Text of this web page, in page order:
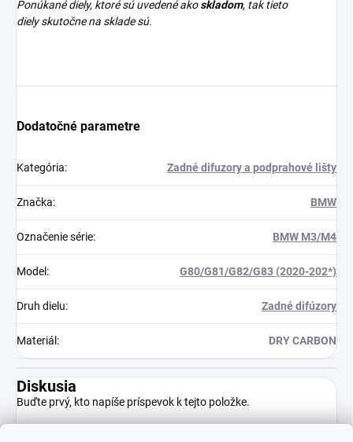
Ponúkané diely, ktoré sú uvedené akoskladom, tak tieto
diely skutočne na sklade sú.
Dodatočné parametre
Kategória: Zadné difuzory a podprahové lišty
Značka: BMW
Označenie série: BMW M3/M4
Model : G80/G81/G82/G83 (2020-202*)
Druh dielu: Zadné difúzory
Materiál : DRY CARBON
Diskusia
Buďte prvý, kto napíše príspevok k tejto položke.